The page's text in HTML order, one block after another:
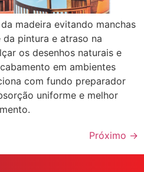
madeira evitando manchas
pintura e atraso na
os desenhos naturais e
em ambientes
com fundo preparador
uniforme e melhor
Próximo →